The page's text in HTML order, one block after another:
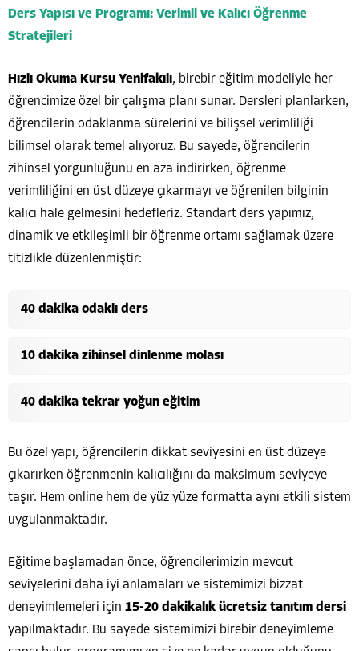
Ders Yapısı ve Programı: Verimli ve Kalıcı Öğrenme
Stratejileri
Hızlı Okuma Kursu Yenifakılı, birebir eğitim modeliyle her
öğrencimize özel bir çalışma planı sunar. Dersleri planlarken,
öğrencilerin odaklanma sürelerini ve bilişsel verimliliği
bilimsel olarak temel alıyoruz. Bu sayede, öğrencilerin
zihinsel yorgunluğunu en aza indirirken, öğrenme
verimliliğini en üst düzeye çıkarmayı ve öğrenilen bilginin
kalıcı hale gelmesini hedefleriz. Standart ders yapımız,
dinamik ve etkileşimli bir öğrenme ortamı sağlamak üzere
titizlikle düzenlenmiştir:
40 dakika odaklı ders
10 dakika zihinsel dinlenme molası
40 dakika tekrar yoğun eğitim
Bu özel yapı, öğrencilerin dikkat seviyesini en üst düzeye
çıkarırken öğrenmenin kalıcılığını da maksimum seviyeye
taşır. Hem online hem de yüz yüze formatta aynı etkili sistem
uygulanmaktadır.
Eğitime başlamadan önce, öğrencilerimizin mevcut
seviyelerini daha iyi anlamaları ve sistemimizi bizzat
deneyimlemeleri için 15-20 dakikalık ücretsiz tanıtım dersi
yapılmaktadır. Bu sayede sistemimizi birebir deneyimleme